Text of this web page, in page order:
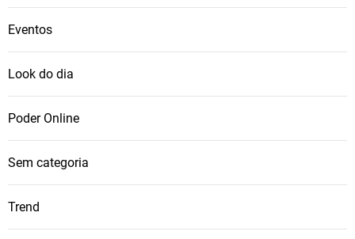
Eventos
Look do dia
Poder Online
Sem categoria
Trend